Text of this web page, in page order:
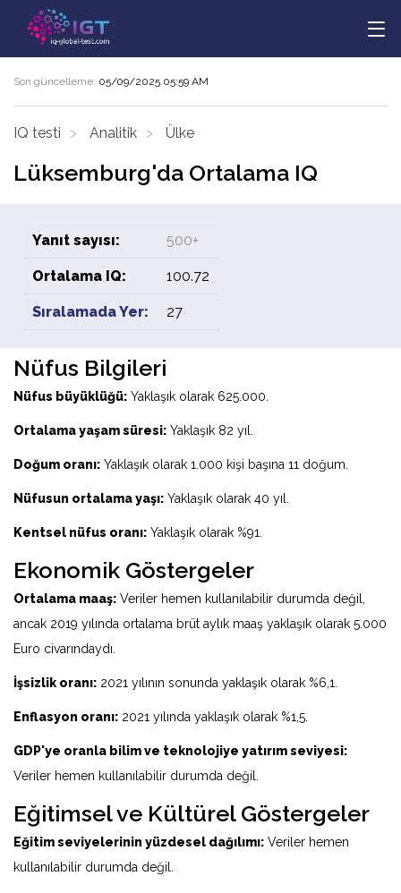
Son güncelleme: 05/09/2025 05:59 AM
IQ testi Analitik Ülke
Lüksemburg'da Ortalama IQ
Yanıt sayısı: 500+
Ortalama IQ: 100.72
Sıralamada Yer: 27
Nüfus Bilgileri
Nüfus büyüklüğü: Yaklaşık olarak 625.000.
Ortalama yaşam süresi: Yaklaşık 82 yıl.
Doğum oranı: Yaklaşık olarak 1.000 kişi başına 11 doğum.
Nüfusun ortalama yaşı: Yaklaşık olarak 40 yıl.
Kentsel nüfus oranı: Yaklaşık olarak %91.
Ekonomik Göstergeler
Ortalama maaş: Veriler hemen kullanılabilir durumda değil,
ancak 2019 yılında ortalama brüt aylık maaş yaklaşık olarak 5.000
Euro civarındaydı.
İşsizlik oranı: 2021 yılının sonunda yaklaşık olarak %6,1.
Enflasyon oranı: 2021 yılında yaklaşık olarak %1,5.
GDP'ye oranla bilim ve teknolojiye yatırım seviyesi:
Veriler hemen kullanılabilir durumda değil.
Eğitimsel ve Kültürel Göstergeler
Eğitim seviyelerinin yüzdesel dağılımı: Veriler hemen
kullanılabilir durumda değil.